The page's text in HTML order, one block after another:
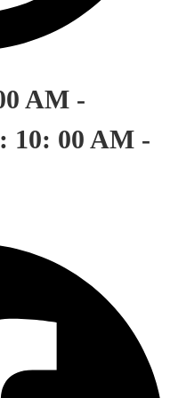
AM -
10: 00 AM -